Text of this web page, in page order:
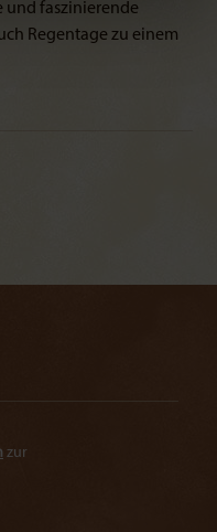
und faszinierende
Regentage zu einem
zur